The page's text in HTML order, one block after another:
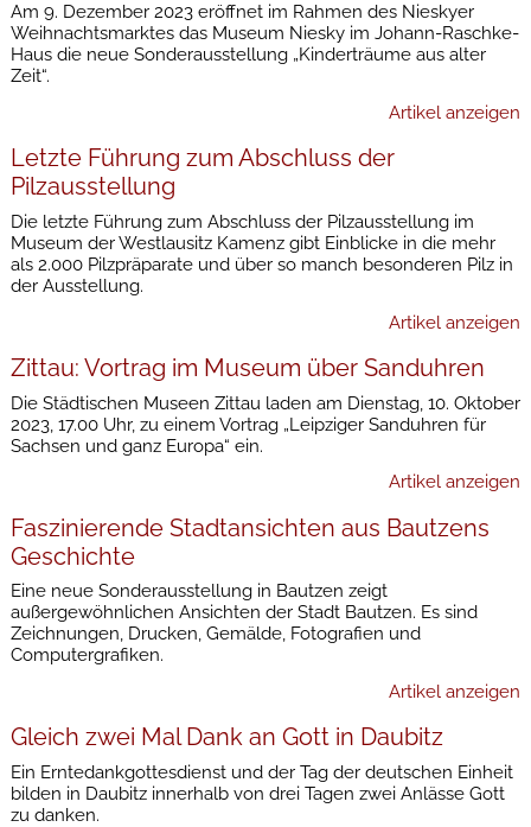
Am 9. Dezember 2023 eröffnet im Rahmen des Nieskyer
Weihnachtsmarktes das Museum Niesky im Johann-Raschke-
Haus die neue Sonderausstellung „Kinderträume aus alter
Zeit“.
Artikel anzeigen
Letzte Führung zum Abschluss der
Pilzausstellung
Die letzte Führung zum Abschluss der Pilzausstellung im
Museum der Westlausitz Kamenz gibt Einblicke in die mehr
als 2.000 Pilzpräparate und über so manch besonderen Pilz in
der Ausstellung.
Artikel anzeigen
Zittau: Vortrag im Museum über Sanduhren
Die Städtischen Museen Zittau laden am Dienstag, 10. Oktober
2023, 17.00 Uhr, zu einem Vortrag „Leipziger Sanduhren für
Sachsen und ganz Europa“ ein.
Artikel anzeigen
Faszinierende Stadtansichten aus Bautzens
Geschichte
Eine neue Sonderausstellung in Bautzen zeigt
außergewöhnlichen Ansichten der Stadt Bautzen. Es sind
Zeichnungen, Drucken, Gemälde, Fotografien und
Computergrafiken.
Artikel anzeigen
Gleich zwei Mal Dank an Gott in Daubitz
Ein Erntedankgottesdienst und der Tag der deutschen Einheit
bilden in Daubitz innerhalb von drei Tagen zwei Anlässe Gott
zu danken.